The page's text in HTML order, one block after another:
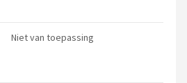
Niet van toepassing